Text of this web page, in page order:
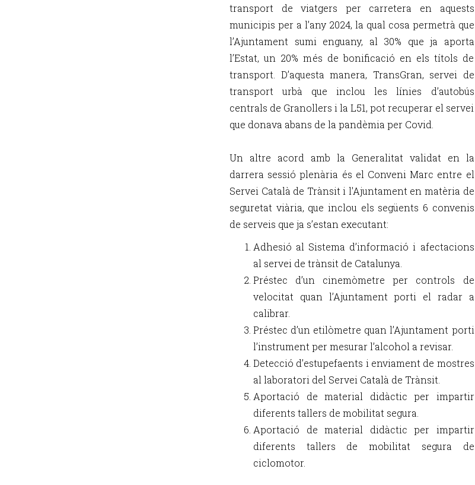
transport de viatgers per carretera en aquests
municipis per a l’any 2024, la qual cosa permetrà que
l’Ajuntament sumi enguany, al 30% que ja aporta
l’Estat, un 20% més de bonificació en els títols de
transport. D’aquesta manera, TransGran, servei de
transport urbà que inclou les línies d’autobús
centrals de Granollers i la L51, pot recuperar el servei
que donava abans de la pandèmia per Covid.
Un altre acord amb la Generalitat validat en la
darrera sessió plenària és el Conveni Marc entre el
Servei Català de Trànsit i l'Ajuntament en matèria de
seguretat viària, que inclou els següents 6 convenis
de serveis que ja s’estan executant:
Adhesió al Sistema d’informació i afectacions
al servei de trànsit de Catalunya.
Préstec d’un cinemòmetre per controls de
velocitat quan l’Ajuntament porti el radar a
calibrar.
Préstec d’un etilòmetre quan l’Ajuntament porti
l’instrument per mesurar l’alcohol a revisar.
Detecció d’estupefaents i enviament de mostres
al laboratori del Servei Català de Trànsit.
Aportació de material didàctic per impartir
diferents tallers de mobilitat segura.
Aportació de material didàctic per impartir
diferents tallers de mobilitat segura de
ciclomotor.